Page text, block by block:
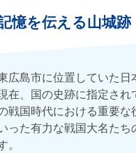
憶を伝える山城跡
広島市に位置していた日
在、国の史跡に指定され
戦国時代における重要な
った有力な戦国大名たち